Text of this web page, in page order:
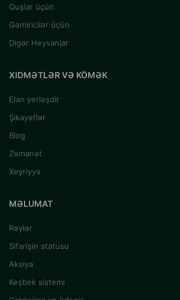
Quşlar üçün
Gəmiricilər üçün
Digər Heyvanlar
XIDMƏTLƏR VƏ KÖMƏK
Elan yerləşdir
Şikayətlər
Blog
Zəmanət
Xeyriyyə
MƏLUMAT
Rəylər
Sifarişin statusu
Aksiya
Keşbek sistemi